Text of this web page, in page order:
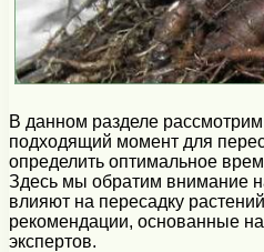
В данном разделе
подходящий момент для
определить оптимальное
Здесь мы обратим внимание
влияют на пересадку
рекомендации, основанные
экспертов.